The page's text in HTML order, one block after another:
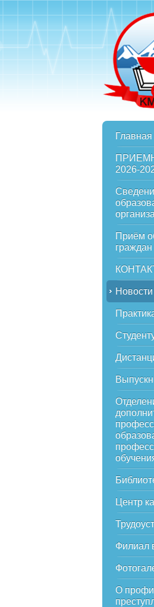
Главная
2026-
Приём
граждан
Новости
Центр
Филиал
О